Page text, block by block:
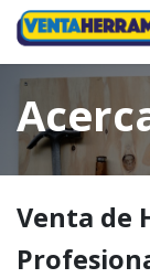
Skip to Content
Venta de